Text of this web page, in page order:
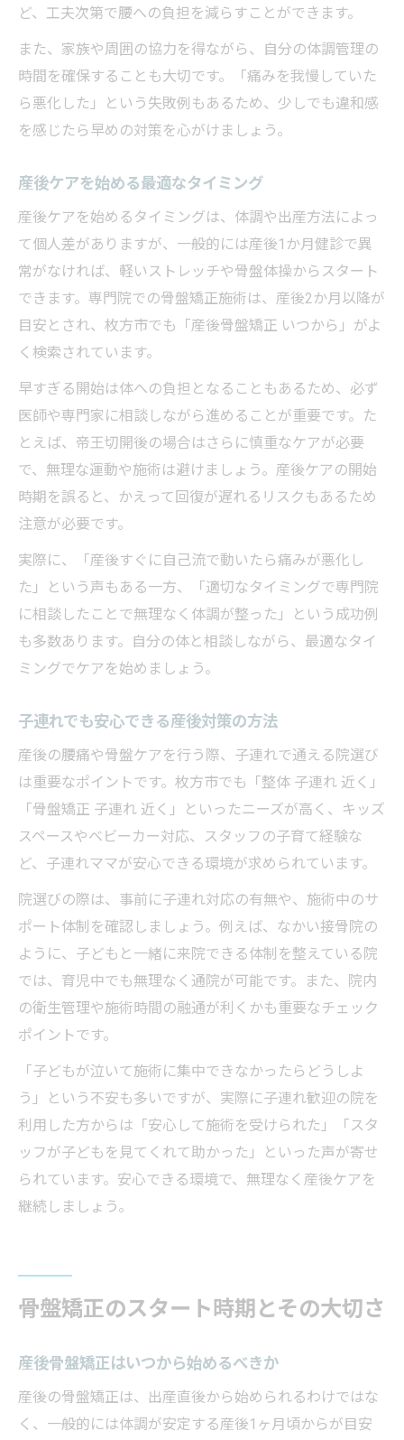
ど、工夫次第で腰への負担を減らすことができます。
また、家族や周囲の協力を得ながら、自分の体調管理の
時間を確保することも大切です。「痛みを我慢していた
ら悪化した」という失敗例もあるため、少しでも違和感
を感じたら早めの対策を心がけましょう。
産後ケアを始める最適なタイミング
産後ケアを始めるタイミングは、体調や出産方法によっ
て個人差がありますが、一般的には産後1か月健診で異
常がなければ、軽いストレッチや骨盤体操からスタート
できます。専門院での骨盤矯正施術は、産後2か月以降が
目安とされ、枚方市でも「産後骨盤矯正 いつから」がよ
く検索されています。
早すぎる開始は体への負担となることもあるため、必ず
医師や専門家に相談しながら進めることが重要です。た
とえば、帝王切開後の場合はさらに慎重なケアが必要
で、無理な運動や施術は避けましょう。産後ケアの開始
時期を誤ると、かえって回復が遅れるリスクもあるため
注意が必要です。
実際に、「産後すぐに自己流で動いたら痛みが悪化し
た」という声もある一方、「適切なタイミングで専門院
に相談したことで無理なく体調が整った」という成功例
も多数あります。自分の体と相談しながら、最適なタイ
ミングでケアを始めましょう。
子連れでも安心できる産後対策の方法
産後の腰痛や骨盤ケアを行う際、子連れで通える院選び
は重要なポイントです。枚方市でも「整体 子連れ 近く」
「骨盤矯正 子連れ 近く」といったニーズが高く、キッズ
スペースやベビーカー対応、スタッフの子育て経験な
ど、子連れママが安心できる環境が求められています。
院選びの際は、事前に子連れ対応の有無や、施術中のサ
ポート体制を確認しましょう。例えば、なかい接骨院の
ように、子どもと一緒に来院できる体制を整えている院
では、育児中でも無理なく通院が可能です。また、院内
の衛生管理や施術時間の融通が利くかも重要なチェック
ポイントです。
「子どもが泣いて施術に集中できなかったらどうしよ
う」という不安も多いですが、実際に子連れ歓迎の院を
利用した方からは「安心して施術を受けられた」「スタ
ッフが子どもを見てくれて助かった」といった声が寄せ
られています。安心できる環境で、無理なく産後ケアを
継続しましょう。
骨盤矯正のスタート時期とその大切さ
産後骨盤矯正はいつから始めるべきか
産後の骨盤矯正は、出産直後から始められるわけではな
く、一般的には体調が安定する産後1ヶ月頃からが目安